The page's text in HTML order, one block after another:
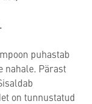
puhastab
nahale. Pärast
on tunnustatud